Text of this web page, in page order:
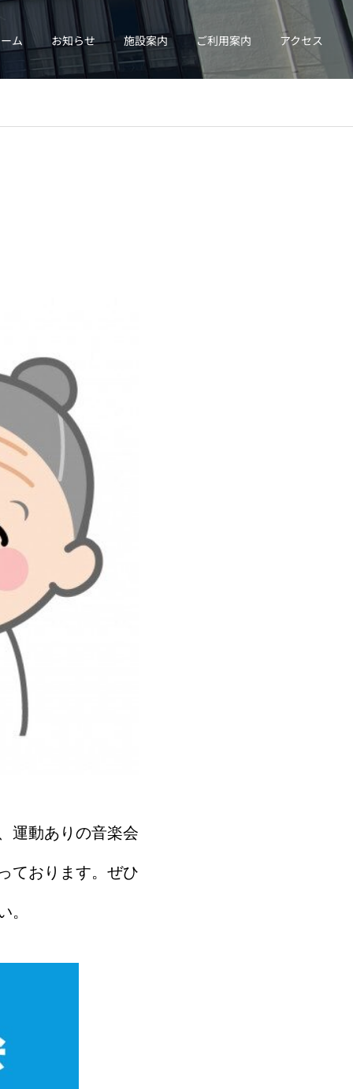
ム お知らせ 施設案内 ご利用案内 アクセス
運動ありの音楽会
ております。ぜひ
。